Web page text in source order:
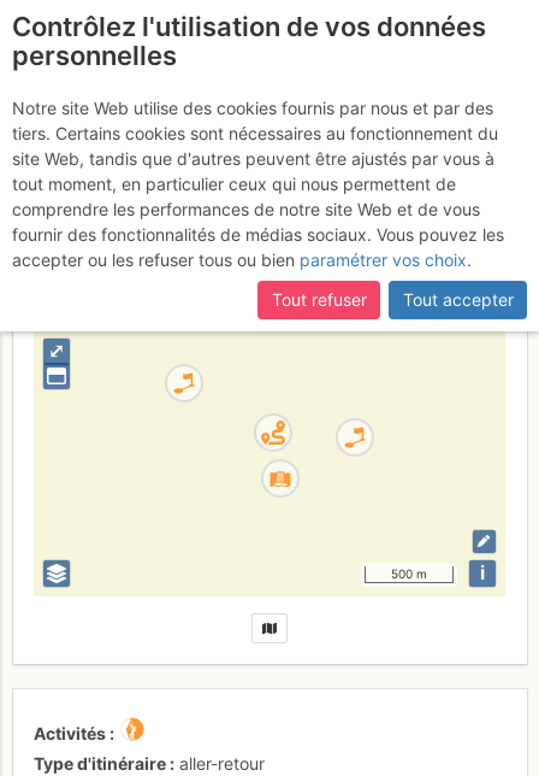
Vallon du Fournel -
Hiroshima : Hiroshima
France Hautes-Alpes Écrins
⤢
500 m i
Activités
Type d'itinéraire
aller-retour
Contrôlez l'utilisation de vos données
personnelles
Notre site Web utilise des cookies fournis par nous et par des
tiers. Certains cookies sont nécessaires au fonctionnement du
site Web, tandis que d'autres peuvent être ajustés par vous à
tout moment, en particulier ceux qui nous permettent de
comprendre les performances de notre site Web et de vous
fournir des fonctionnalités de médias sociaux. Vous pouvez les
accepter ou les refuser tous ou bien paramétrer vos choix.
Tout refuser
Tout accepter